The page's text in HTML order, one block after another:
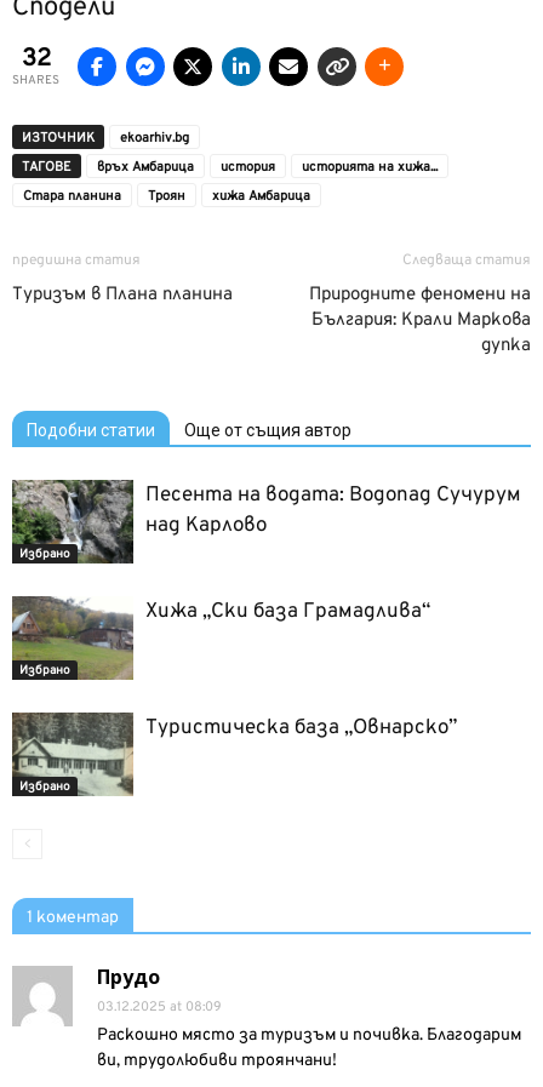
Сподели
32
SHARES
ИЗТОЧНИК
ekoarhiv.bg
ТАГОВЕ
връх Амбарица история
историята на хижа...
Стара планина
Троян хижа Амбарица
предишна статия
Туризъм в Плана планина
Следваща статия
Природните феномени на
България: Крали Маркова
дупка
Подобни статии Още от същия автор
Избрано
Песента на водата: Водопад Сучурум
над Карлово
Избрано
Хижа „Ски база Грамадлива“
Избрано
Туристическа база „Овнарско”
1 коментар
Прудо
03.12.2025 at 08:09
Раскошно място за туризъм и почивка. Благодарим
ви, трудолюбиви троянчани!